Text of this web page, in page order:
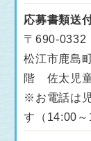
応募書類送
〒690-
松江市鹿島
階 佐太児
※お電話は
す（14:00～